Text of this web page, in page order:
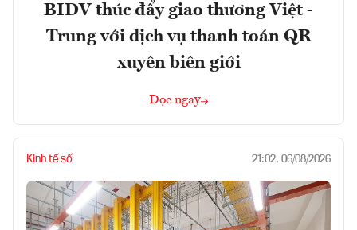
BIDV thúc đẩy giao thương Việt -
Trung với dịch vụ thanh toán QR
xuyên biên giới
Đọc ngay
Kinh tế số 21:02, 06/08/2026